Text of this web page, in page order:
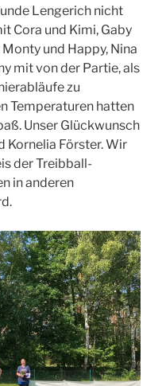
Lengerich nicht
Cora und Kimi, Gaby
und Happy, Nina
mit von der Partie, als
zu
Temperaturen hatten
Unser Glückwunsch
Kornelia Förster. Wir
der Treibball-
in anderen